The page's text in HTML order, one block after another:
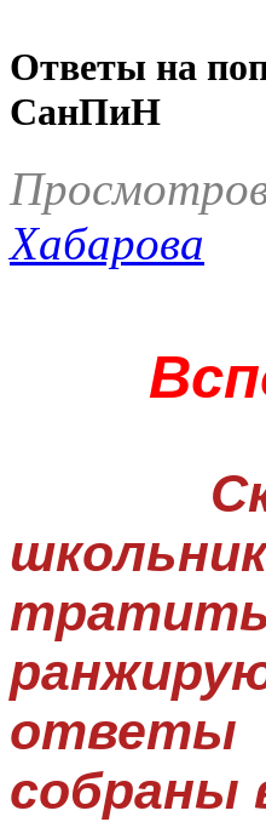
Ответы на
СанПиН
Хабарова
ответы
собраны